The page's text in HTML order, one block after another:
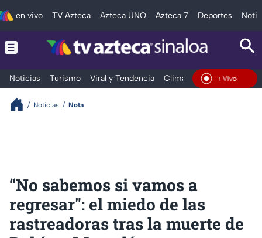
en vivo TV Azteca Azteca UNO Azteca 7 Deportes
Noticias Turismo Viral y Tendencia Clima Deportes
En Vivo
Noticias Nota
“No sabemos si vamos a
regresar": el miedo de las
rastreadoras tras la muerte de